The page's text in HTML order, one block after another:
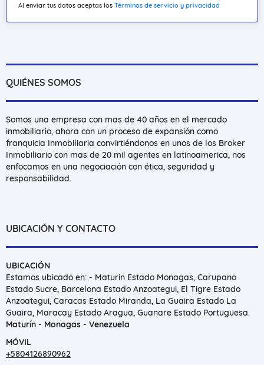
Al enviar tus datos aceptas los Términos de servicio y privacidad
QUIÉNES SOMOS
Somos una empresa con mas de 40 años en el mercado
inmobiliario, ahora con un proceso de expansión como
franquicia Inmobiliaria convirtiéndonos en unos de los Broker
Inmobiliario con mas de 20 mil agentes en latinoamerica, nos
enfocamos en una negociación con ética, seguridad y
responsabilidad.
UBICACIÓN Y CONTACTO
UBICACIÓN
Estamos ubicado en: - Maturin Estado Monagas, Carupano
Estado Sucre, Barcelona Estado Anzoategui, El Tigre Estado
Anzoategui, Caracas Estado Miranda, La Guaira Estado La
Guaira, Maracay Estado Aragua, Guanare Estado Portuguesa.
Maturín - Monagas - Venezuela
MÓVIL
+5804126890962